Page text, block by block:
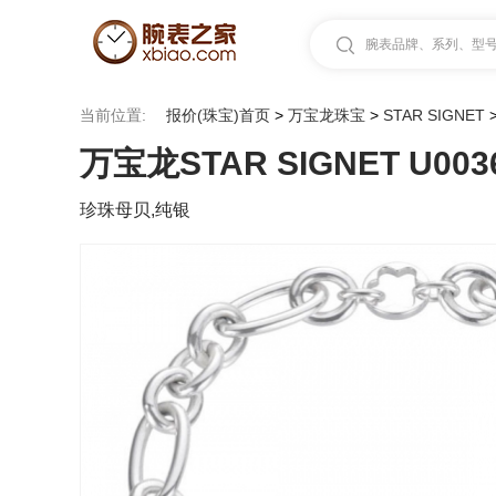
腕表品牌、系列、型
当前位置: 报价(珠宝)首页 > 万宝龙珠宝 > STAR SIGNET
万宝龙STAR SIGNET
珍珠母贝,纯银